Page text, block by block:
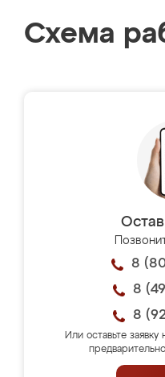
Схема
8
8
8
Или оставьте заявку